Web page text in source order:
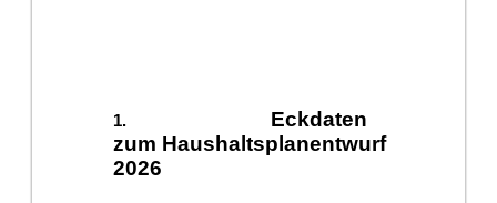
Eckdaten
zum Haushaltsplanentwurf
2026